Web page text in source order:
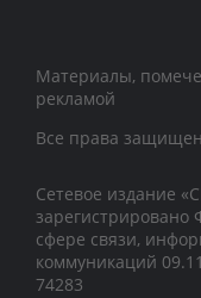
Материалы,
рекламой
Все права
Сетевое издание
зарегистрировано
сфере связи,
коммуникаций
74283